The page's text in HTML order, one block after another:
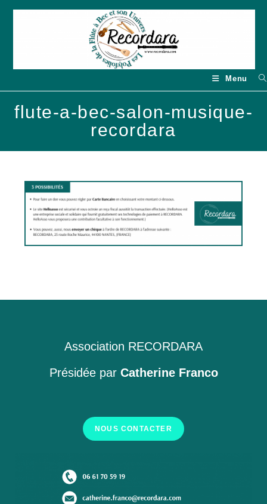
Menu
flute-a-bec-salon-musique-
recordara
Association RECORDARA
Présidée par Catherine Franco
NOUS CONTACTER